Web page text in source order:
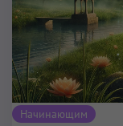
Начинающим